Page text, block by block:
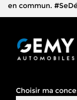
en commun.
Choisir ma